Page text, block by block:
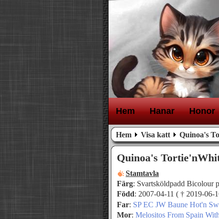
Hem Hanar Honor
Hem Visa katt Quinoa's
Quinoa's
Stamtavla
Färg: Svartsköldpadd Bicolour
Född: 2007-04-11 ( † 2019-06-
Far: SP EC JW Baune Hot'n
Mor: Melositos From Spain